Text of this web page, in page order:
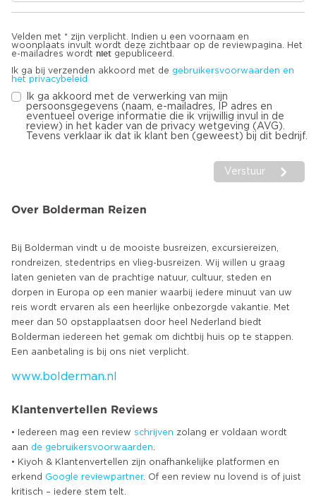
Velden met * zijn verplicht. Indien u een voornaam en
woonplaats invult wordt deze zichtbaar op de reviewpagina. Het
e-mailadres wordt niet gepubliceerd.
Ik ga bij verzenden akkoord met de gebruikersvoorwaarden en
het privacybeleid
Ik ga akkoord met de verwerking van mijn
persoonsgegevens (naam, e-mailadres, IP adres en
eventueel overige informatie die ik vrijwillig invul in de
review) in het kader van de privacy wetgeving (AVG).
Tevens verklaar ik dat ik klant ben (geweest) bij dit bedrijf.
Verstuur
Over Bolderman Reizen
Bij Bolderman vindt u de mooiste busreizen, excursiereizen,
rondreizen, stedentrips en vlieg-busreizen. Wij willen u graag
laten genieten van de prachtige natuur, cultuur, steden en
dorpen in Europa op een manier waarbij iedere minuut van uw
reis wordt ervaren als een heerlijke onbezorgde vakantie. Met
meer dan 50 opstapplaatsen door heel Nederland biedt
Bolderman iedereen het gemak om dichtbij huis op te stappen.
www.bolderman.nl
Klantenvertellen Reviews
• Iedereen mag een review schrijven zolang er voldaan wordt
aan de gebruikersvoorwaarden
• Kiyoh & Klantenvertellen zijn onafhankelijke platformen en
erkend Google reviewpartner. Of een review nu lovend is of juist
kritisch – iedere stem telt.